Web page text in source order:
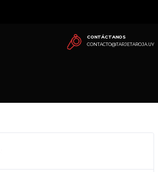
CONTÁCTANOS
CONTACTO@TARJETAROJA.UY